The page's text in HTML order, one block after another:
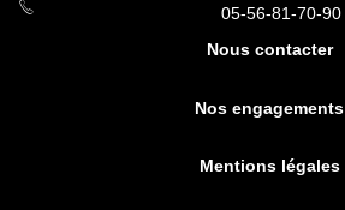
05-56-81-70-90
Nous contacter
Nos engagements
Mentions légales